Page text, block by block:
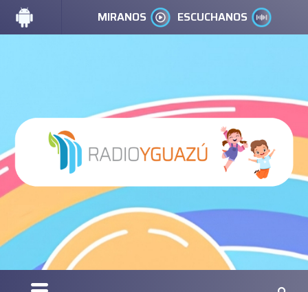
MIRANOS ESCUCHANOS